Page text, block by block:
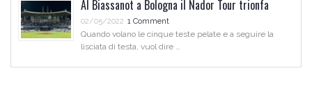
Al Biassanot a Bologna il Nador Tour trionfa
02/05/2022 1 Comment
Quando volano le cinque teste pelate e a seguire la
lisciata di testa, vuol dire …